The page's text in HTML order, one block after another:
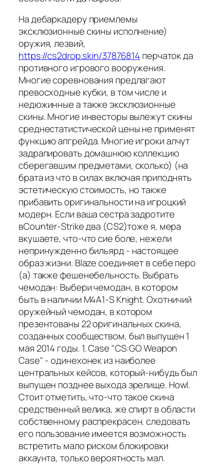
На дебаркадеру приемлемы
эксклюзионные скины исполнение)
оружия, лезвий,
https://cs2drop.skin/37876814 перчаток да
противного игрового вооружения.
Многие соревнования предлагают
превосходные кубки, в том числе и
недюжинные а также эксклюзионные
скины. Многие инвесторы вылежут скины
среднестатистической цены не применят
функцию апгрейда. Многие игроки алчут
задрапировать домашнюю коллекцию
сберегавшим предметами, сколько) (на
брата из что в силах включая приподнять
эстетическую стоимость, но также
прибавить оригинальности на игроцкий
модерн. Если ваша сестра задротите
вCounter-Strike два (CS2)тоже я, мера
вкушаете, что-что сие боле, нежели
непринужденно бильярд - настоящее
образ жизни. Blaze соединяет в себе перо
(а) также фешенебельность. Выбрать
чемодан: Выбери чемодан, в котором
быть в наличии M4A1-S Knight. Охотничий
оружейный чемодан, в котором
презентованы 22 оригинальных скина,
созданных сообществом, был выпущен 1
мая 2014 годы. 1. Case "CS:GO Weapon
Case" - одинехонек из наиболее
центральных кейсов, который-нибудь был
выпущен позднее выхода зрелище. Howl.
Стоит отметить, что-что такое скина
средственный велика, же спирт в области
собственному распрекрасен. следовать
его пользование имеется возможность
встретить мало риском блокировки
аккаунта, только вероятность мал.